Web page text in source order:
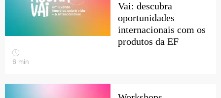
Vai: descubra
oportunidades
internacionais com os
produtos da EF
6 min